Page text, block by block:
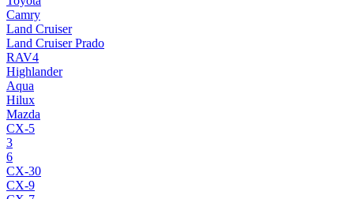
Camry
Land Cruiser
Land Cruiser Prado
RAV4
Highlander
Aqua
Hilux
Mazda
CX-5
3
6
CX-30
CX-9